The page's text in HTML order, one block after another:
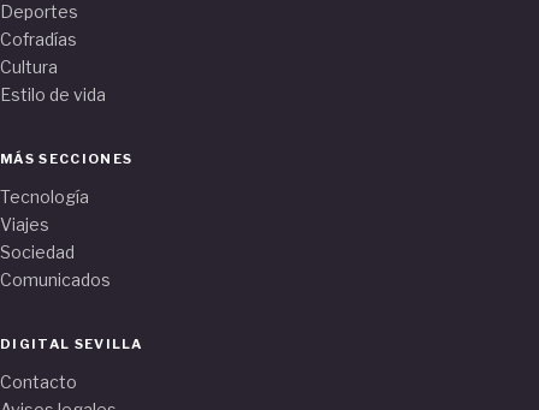
Deportes
Cofradías
Cultura
Estilo de vida
MÁS SECCIONES
Tecnología
Viajes
Sociedad
Comunicados
DIGITAL SEVILLA
Contacto